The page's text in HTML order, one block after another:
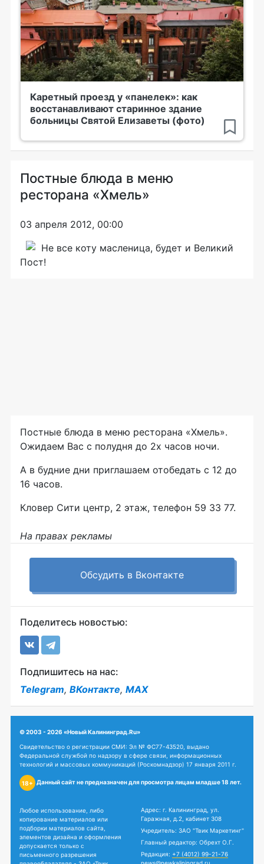
Каретный проезд у «панелек»: как
восстанавливают старинное здание
больницы Святой Елизаветы (фото)
Постные блюда в меню
ресторана «Хмель»
03 апреля 2012, 00:00
Не все коту масленица, будет и Великий
Пост!
Постные блюда в меню ресторана «Хмель».
Ожидаем Вас с полудня до 2х часов ночи.
А в будние дни приглашаем отобедать с 12 до
16 часов.
Кловер Сити центр, 2 этаж, телефон 59 33 77.
На правах рекламы
Обсудить в Вконтакте
Поделитесь новостью:
Подпишитесь на нас:
Telegram, ВКонтакте, MAX
© 2003 - 2026 «Новый Калининград.Ru»
Свидетельство о регистрации СМИ: Эл № ФС77-43520, выдано
Федеральной службой по надзору в сфере связи, информационных
технологий и массовых коммуникаций (Роскомнадзор) 17 января 2011 г.
18+ Данный сайт не предназначен для просмотра лицам младше 18 лет.
Любое использование, либо
копирование материалов или
подборки материалов сайта,
элементов дизайна и оформления
допускается только с
письменного разрешения
Адрес: г. Калининград, ул.
Гаражная, д.2, кабинет 308
Учредитель: ЗАО "Твик Маркетинг"
Главный редактор: Обрехт О.Г.
Редакция: +7 (4012) 99-21-76